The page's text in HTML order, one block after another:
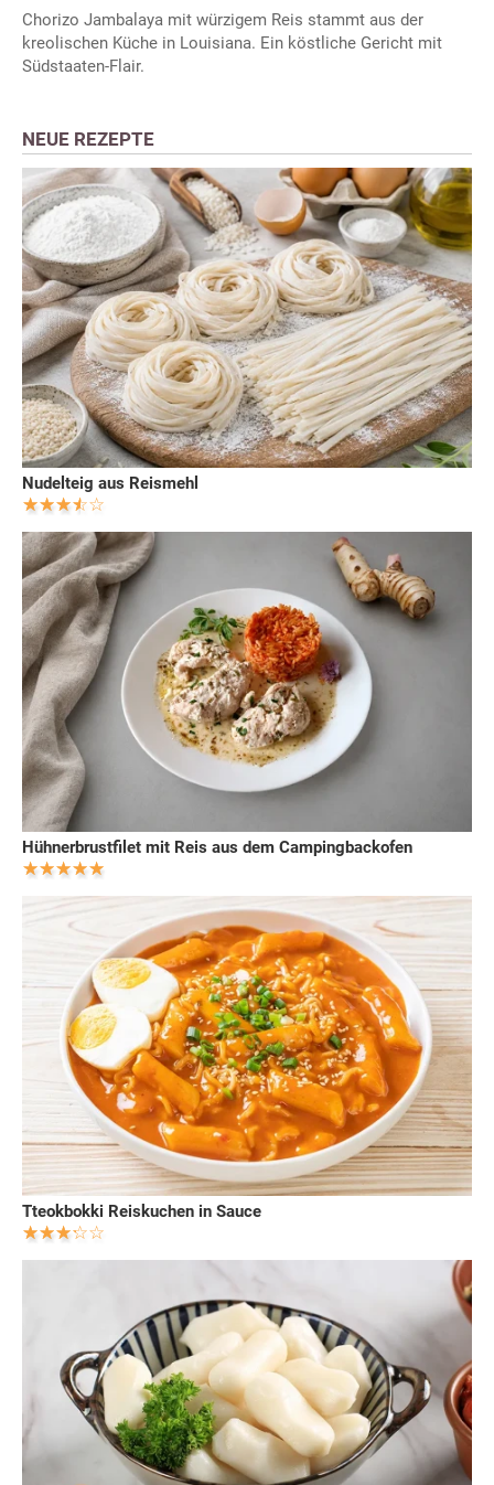
Chorizo Jambalaya mit würzigem Reis stammt aus der
kreolischen Küche in Louisiana. Ein köstliche Gericht mit
Südstaaten-Flair.
NEUE REZEPTE
Nudelteig aus Reismehl
Hühnerbrustfilet mit Reis aus dem Campingbackofen
Tteokbokki Reiskuchen in Sauce